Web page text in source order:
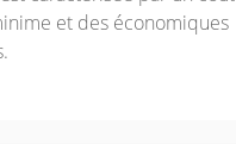
et des économiques